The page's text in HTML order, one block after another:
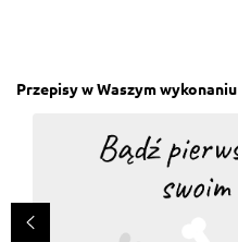
Przepisy w Waszym wykonaniu